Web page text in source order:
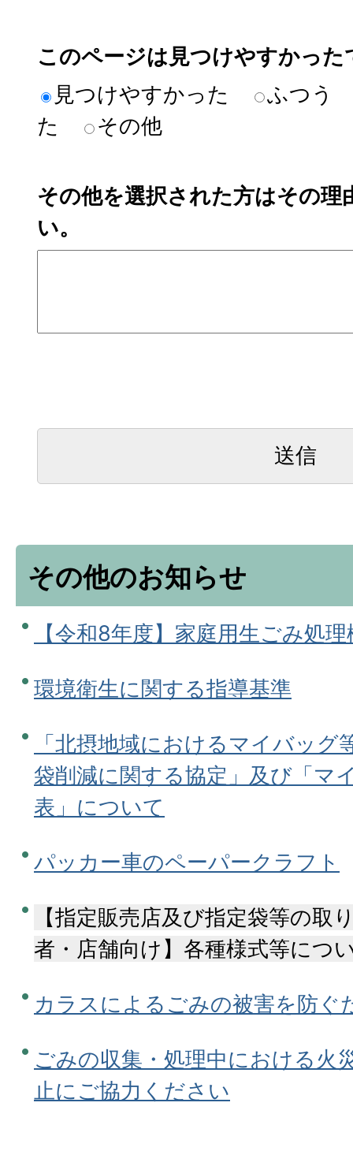
このページは見つけやすかった
見つけやすかった
ふつう
た
その他
その他を選択された方はその理
い。
その他のお知らせ
【令和8年度】家庭用生ごみ処
環境衛生に関する指導基準
「北摂地域におけるマイバッグ
袋削減に関する協定」及び「マ
表」について
パッカー車のペーパークラフト
【指定販売店及び指定袋等の取
者・店舗向け】各種様式等につ
カラスによるごみの被害を防ぐ
ごみの収集・処理中における火
止にご協力ください